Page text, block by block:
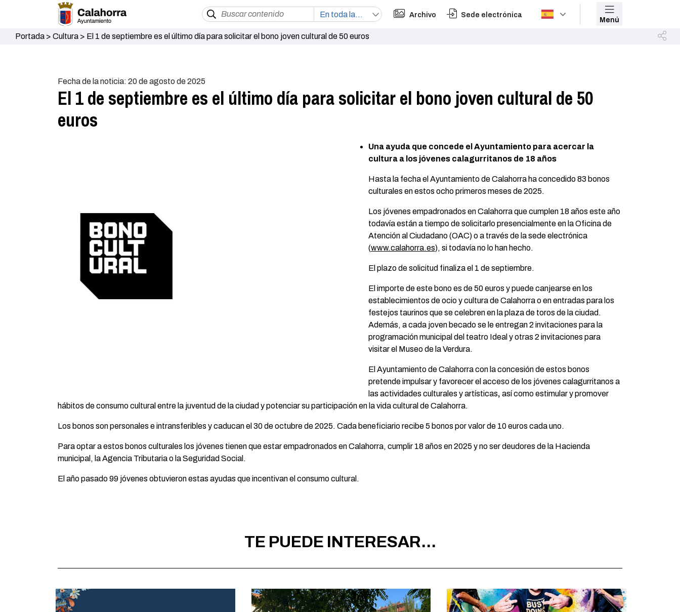
Archivo Sede electrónica
Menú
Portada> Cultura> El 1 de septiembre es el último día para solicitar el bono joven cultural de 50 euros
Fecha de la noticia: 20 de agosto de 2025
El 1 de septiembre es el último día para solicitar el bono joven cultural de 50
euros
Una ayuda que concede el Ayuntamiento para acercar la
cultura a los jóvenes calagurritanos de 18 años
Hasta la fecha el Ayuntamiento de Calahorra ha concedido 83 bonos
culturales en estos ocho primeros meses de 2025.
Los jóvenes empadronados en Calahorra que cumplen 18 años este año
todavía están a tiempo de solicitarlo presencialmente en la Oficina de
Atención al Ciudadano (OAC) o a través de la sede electrónica
(www.calahorra.es), si todavía no lo han hecho.
El plazo de solicitud finaliza el 1 de septiembre.
El importe de este bono es de 50 euros y puede canjearse en los
establecimientos de ocio y cultura de Calahorra o en entradas para los
festejos taurinos que se celebren en la plaza de toros de la ciudad.
Además, a cada joven becado se le entregan 2 invitaciones para la
programación municipal del teatro Ideal y otras 2 invitaciones para
visitar el Museo de la Verdura.
El Ayuntamiento de Calahorra con la concesión de estos bonos
pretende impulsar y favorecer el acceso de los jóvenes calagurritanos a
las actividades culturales y artísticas, así como estimular y promover
hábitos de consumo cultural entre la juventud de la ciudad y potenciar su participación en la vida cultural de Calahorra.
Los bonos son personales e intransferibles y caducan el 30 de octubre de 2025. Cada beneficiario recibe 5 bonos por valor de 10 euros cada uno.
Para optar a estos bonos culturales los jóvenes tienen que estar empadronados en Calahorra, cumplir 18 años en 2025 y no ser deudores de la Hacienda
municipal, la Agencia Tributaria o la Seguridad Social.
El año pasado 99 jóvenes obtuvieron estas ayudas que incentivan el consumo cultural.
TE PUEDE INTERESAR...